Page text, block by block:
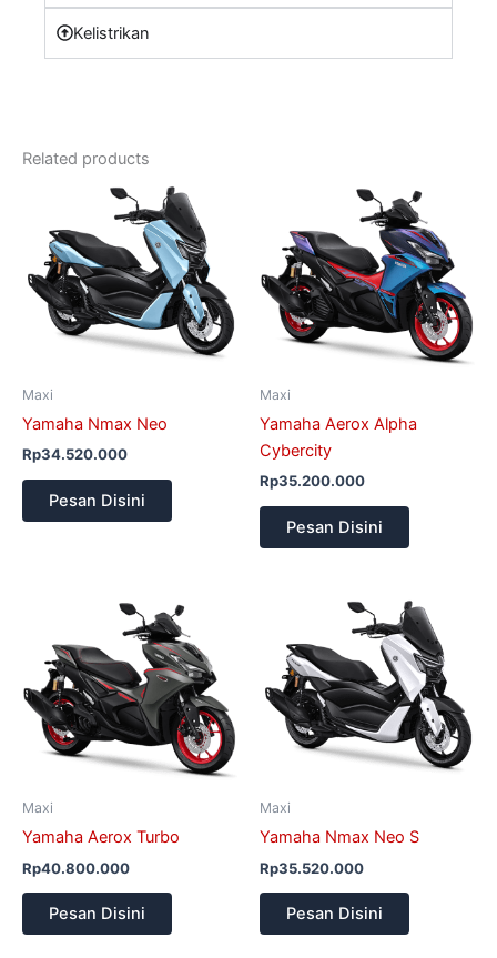
Kelistrikan
Related products
Maxi
Yamaha Nmax Neo
Rp34.520.000
Pesan Disini
Maxi
Yamaha Aerox Alpha
Cybercity
Rp35.200.000
Pesan Disini
Maxi
Yamaha Aerox Turbo
Rp40.800.000
Pesan Disini
Maxi
Yamaha Nmax Neo S
Rp35.520.000
Pesan Disini